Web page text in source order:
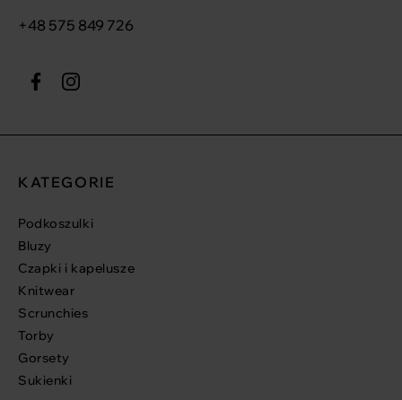
+48 575 849 726
KATEGORIE
Podkoszulki
Bluzy
Czapki i kapelusze
Knitwear
Scrunchies
Torby
Gorsety
Sukienki